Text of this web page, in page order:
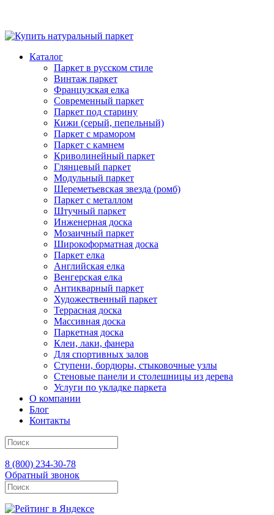
Каталог
Паркет в русском стиле
Винтаж паркет
Французская елка
Современный паркет
Паркет под старину
Кижи (серый, пепельный)
Паркет с мрамором
Паркет с камнем
Криволинейный паркет
Глянцевый паркет
Модульный паркет
Шереметьевская звезда (ромб)
Паркет с металлом
Штучный паркет
Инженерная доска
Мозаичный паркет
Широкоформатная доска
Паркет елка
Английская елка
Венгерская елка
Антикварный паркет
Художественный паркет
Террасная доска
Массивная доска
Паркетная доска
Клеи, лаки, фанера
Для спортивных залов
Ступени, бордюры, стыковочные узлы
Стеновые панели и столешницы из дерева
Услуги по укладке паркета
О компании
Блог
Контакты
8 (800) 234-30-78
Обратный звонок